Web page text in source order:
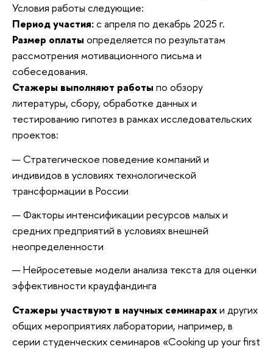
Условия работы следующие:
Период участия:с апреля по декабрь 2025 г.
Размер оплаты определяется по результатам
рассмотрения мотивационного письма и
собеседования.
Стажеры выполняют работы по обзору
литературы, сбору, обработке данных и
тестированию гипотез в рамках исследовательских
проектов:
Стратегическое поведение компаний и
индивидов в условиях технологической
трансформации в России
Факторы интенсификации ресурсов малых и
средних предприятий в условиях внешней
неопределенности
Нейросетевые модели анализа текста для оценки
эффективности краудфандинга
Стажеры участвуют в научных семинарахи других
общих мероприятиях лаборатории, например, в
серии студенческих семинаров «Cooking up your first